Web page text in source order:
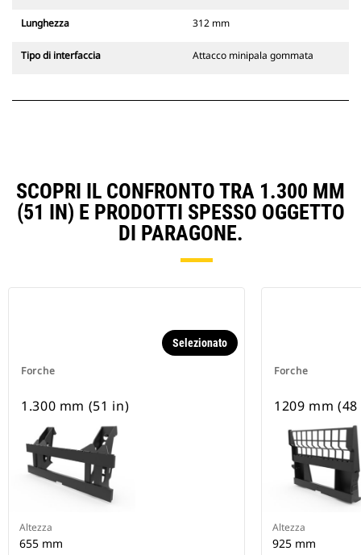
Lunghezza 312 mm
Tipo di interfaccia Attacco minipala gommata
SCOPRI IL CONFRONTO TRA 1.300 MM
(51 IN) E PRODOTTI SPESSO OGGETTO
DI PARAGONE.
Forche
Selezionato
1.300 mm (51 in)
Altezza
655 mm
Forche
1209 mm
Altezza
925 mm